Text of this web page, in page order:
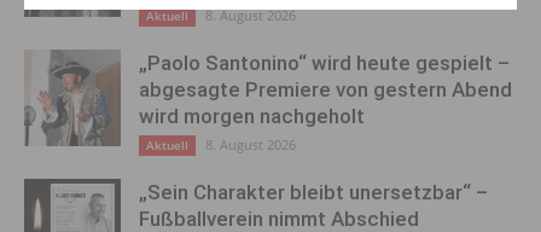
Aktuell 8. August 2026
„Paolo Santonino“ wird heute gespielt –
abgesagte Premiere von gestern Abend
wird morgen nachgeholt
Aktuell 8. August 2026
„Sein Charakter bleibt unersetzbar“ –
Fußballverein nimmt Abschied